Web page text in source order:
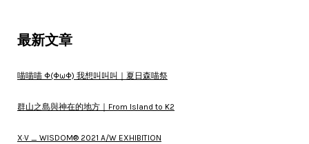
最新文章
喵喵喵 Φ(ΦωΦ) 我想叫叫叫｜夏日森喵祭
群山之島與神在的地方｜From Island to K2
X·V _ WISDOM® 2021 A/W EXHIBITION